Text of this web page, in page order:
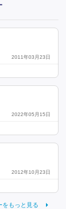
2011年03月23日
2022年05月15日
2012年10月23日
をもっと見る